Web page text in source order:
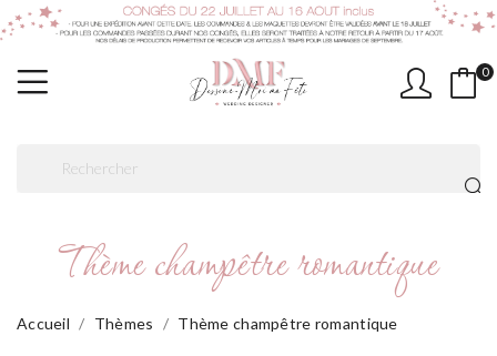
0
Thème champêtre romantique
Accueil Thèmes Thème champêtre romantique